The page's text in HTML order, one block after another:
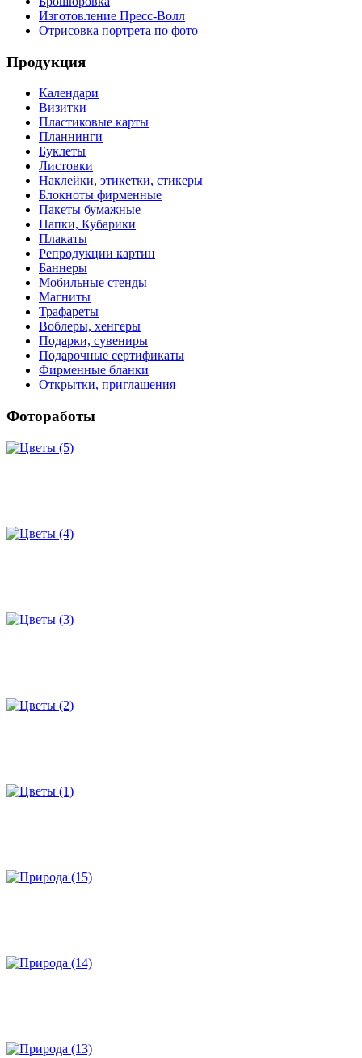
Изготовление Пресс-Волл
Отрисовка портрета по фото
Продукция
Календари
Визитки
Пластиковые карты
Планнинги
Буклеты
Листовки
Наклейки, этикетки, стикеры
Блокноты фирменные
Пакеты бумажные
Папки, Кубарики
Плакаты
Репродукции картин
Баннеры
Мобильные стенды
Магниты
Трафареты
Воблеры, хенгеры
Подарки, сувениры
Подарочные сертификаты
Фирменные бланки
Открытки, приглашения
Фотоработы